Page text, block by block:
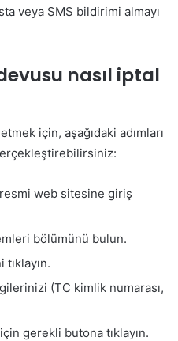
veya SMS bildirimi almayı
nasıl iptal
için, aşağıdaki adımları
web sitesine giriş
bölümünü bulun.
(TC kimlik numarası,
gerekli butona tıklayın.